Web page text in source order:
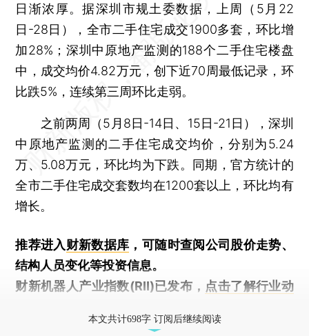
日渐浓厚。据深圳市规土委数据，上周（5月22
日-28日），全市二手住宅成交1900多套，环比增
加28%；深圳中原地产监测的188个二手住宅楼盘
中，成交均价4.82万元，创下近70周最低记录，环
比跌5%，连续第三周环比走弱。
之前两周（5月8日-14日、15日-21日），深圳
中原地产监测的二手住宅成交均价，分别为5.24
万、5.08万元，环比均为下跌。同期，官方统计的
全市二手住宅成交套数均在1200套以上，环比均有
增长。
推荐进入财新数据库 ，可随时查阅公司股价走势、
结构人员变化等投资信息。
财新机器人产业指数(RII)已发布， 点击了解行业动
本文共计698字 订阅后继续阅读